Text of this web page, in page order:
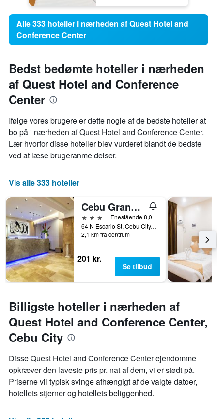
Alle 333 hoteller i nærheden af Quest Hotel and
Conference Center
Bedst bedømte hoteller i nærheden
af Quest Hotel and Conference
Center
Ifølge vores brugere er dette nogle af de bedste hoteller at
bo på i nærheden af ​​Quest Hotel and Conference Center.
Lær hvorfor disse hoteller blev vurderet blandt de bedste
ved at læse brugeranmeldelser.
Vis alle 333 hoteller
Cebu Grand Hotel
3 stjernerEnestående 8,0
64 N Escario St, Cebu City, Filippinerne
2,1 km fra centrum
201 kr.
Se tilbud
Billigste hoteller i nærheden af
Quest Hotel and Conference Center,
Cebu City
Disse Quest Hotel and Conference Center ejendomme
opkræver den laveste pris pr. nat af dem, vi er stødt på.
Priserne vil typisk svinge afhængigt af de valgte datoer,
hotellets stjerner og hotellets beliggenhed.